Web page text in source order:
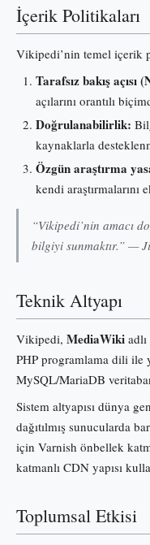
İçerik Politikaları
Vikipedi’nin temel içerik
Tarafsız bakış açısı
açılarını orantılı
Doğrulanabilirlik:
kaynaklarla
Özgün araştırma
kendi araştırmalarını
“Vikipedi’nin amacı
bilgiyi sunmaktır.” —
Teknik Altyapı
Vikipedi, MediaWiki
PHP programlama dili ile
MySQL/MariaDB
Sistem altyapısı dünya
dağıtılmış sunucularda
için Varnish önbellek
katmanlı CDN yapısı
Toplumsal Etkisi